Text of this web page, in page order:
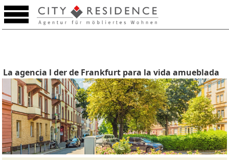
La agencia l der de Frankfurt para la vida amueblada